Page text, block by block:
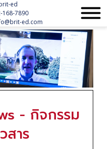
ed
168-7890
ed.com
- กิจกรรม
สาร